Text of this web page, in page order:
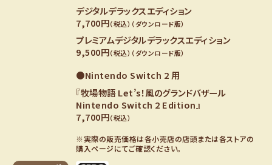
デジタルデラックスエディション
7,700円（税込） （ダウンロード版）
プレミアムデジタルデラックスエディション
9,500円（税込） （ダウンロード版）
●Nintendo Switch 2 用
『牧場物語 Let’s！風のグランドバザール
Nintendo Switch 2 Edition』
7,700円（税込）
※実際の販売価格は各小売店の店頭または各ストアの
購入ページにてご確認ください。